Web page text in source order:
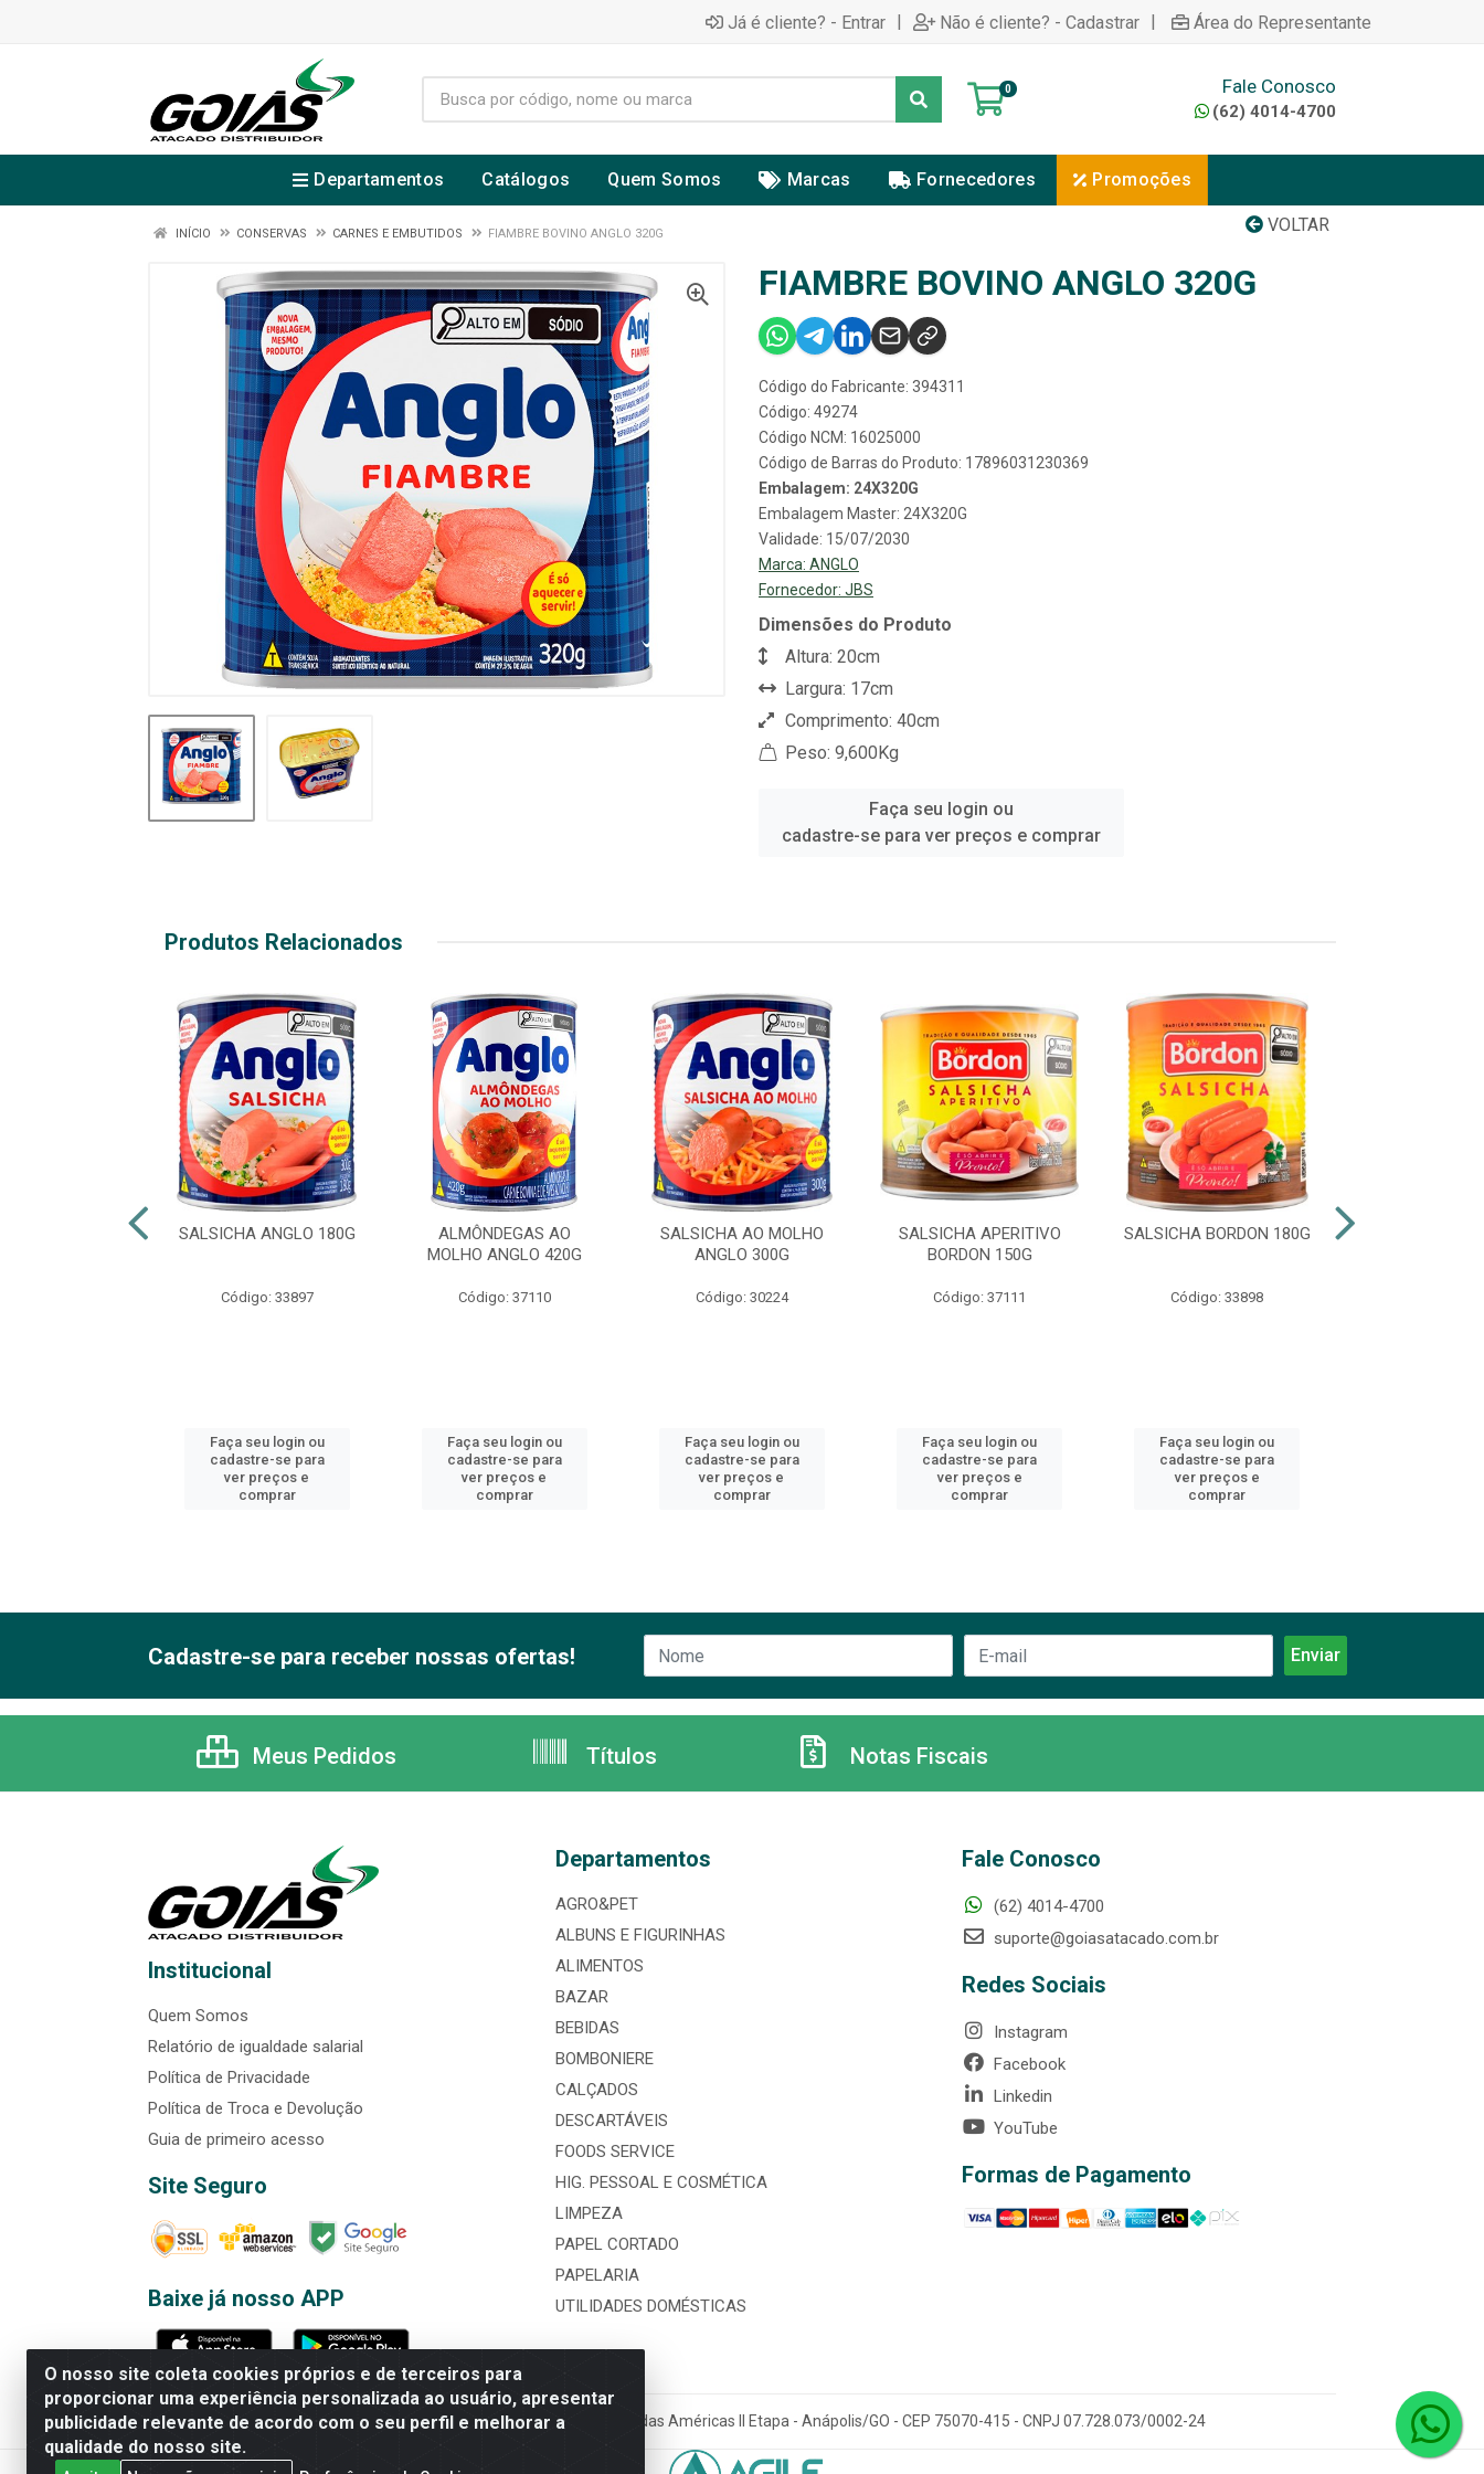
Já é cliente? - Entrar | Não é cliente? - Cadastrar | Área do Representante
0 Fale Conosco
(62) 4014-4700
Departamentos Catálogos Quem Somos Marcas Fornecedores Promoções
VOLTAR
INÍCIO CONSERVAS CARNES E EMBUTIDOS FIAMBRE BOVINO ANGLO 320G
FIAMBRE BOVINO ANGLO 320G
Código do Fabricante: 394311
Código: 49274
Código NCM: 16025000
Código de Barras do Produto: 17896031230369
Embalagem: 24X320G
Embalagem Master: 24X320G
Validade: 15/07/2030
Marca: ANGLO
Fornecedor: JBS
Dimensões do Produto
Altura: 20cm
Largura: 17cm
Comprimento: 40cm
Peso: 9,600Kg
Faça seu login ou
cadastre-se para ver preços e comprar
Produtos Relacionados
SALSICHA ANGLO 180G
Código: 33897
Faça seu login ou
cadastre-se para
ver preços e
comprar
ALMÔNDEGAS AO
MOLHO ANGLO 420G
Código: 37110
Faça seu login ou
cadastre-se para
ver preços e
comprar
SALSICHA AO MOLHO
ANGLO 300G
Código: 30224
Faça seu login ou
cadastre-se para
ver preços e
comprar
SALSICHA APERITIVO
BORDON 150G
Código: 37111
Faça seu login ou
cadastre-se para
ver preços e
comprar
SALSICHA BORDON 180G
Código: 33898
Faça seu login ou
cadastre-se para
ver preços e
comprar
O nosso site coleta cookies próprios e de terceiros para
proporcionar uma experiência personalizada ao usuário, apresentar
publicidade relevante de acordo com o seu perfil e melhorar a
qualidade do nosso site.
Cadastre-se para receber nossas ofertas!
Meus Pedidos Títulos Notas Fiscais
Institucional
Quem Somos
Relatório de igualdade salarial
Política de Privacidade
Política de Troca e Devolução
Guia de primeiro acesso
Site Seguro
Baixe já nosso APP
Departamentos
AGRO&PET
ALBUNS E FIGURINHAS
ALIMENTOS
BAZAR
BEBIDAS
BOMBONIERE
CALÇADOS
DESCARTÁVEIS
FOODS SERVICE
HIG. PESSOAL E COSMÉTICA
LIMPEZA
PAPEL CORTADO
PAPELARIA
UTILIDADES DOMÉSTICAS
Fale Conosco
(62) 4014-4700
suporte@goiasatacado.com.br
Redes Sociais
Instagram
Facebook
Linkedin
YouTube
Formas de Pagamento
Rede Brasil - Avenida Universitária, nº 3860, Jardim das Américas II Etapa - Anápolis/GO - CEP 75070-415 - CNPJ 07.728.073/0002-24